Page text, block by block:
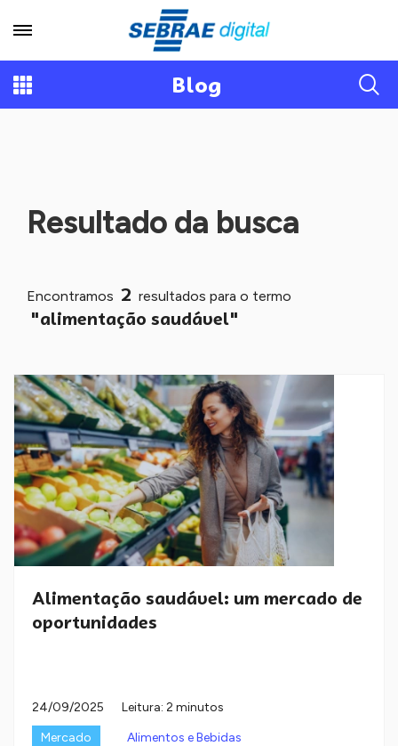
Blog
Resultado da busca
Encontramos 2 resultados para o termo
"alimentação saudável"
Alimentação saudável: um mercado de
oportunidades
24/09/2025
Leitura: 2 minutos
Mercado
Alimentos e Bebidas